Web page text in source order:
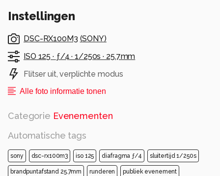
Instellingen
DSC-RX100M3 (SONY)
ISO 125 · ƒ/4 ·1/250s · 25.7mm
Flitser uit, verplichte modus
Alle foto informatie tonen
Categorie Evenementen
Automatische tags
sony dsc-rx100m3 iso 125 diafragma ƒ/4 sluitertijd 1/250s
brandpuntafstand 25.7mm runderen publiek evenement